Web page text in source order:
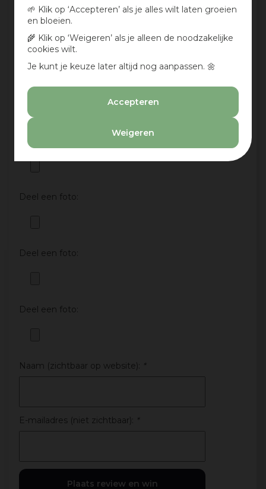
🌱 Klik op ‘Accepteren’ als je alles wilt laten groeien
en bloeien.
🌾 Klik op ‘Weigeren’ als je alleen de noodzakelijke
cookies wilt.
Je kunt je keuze later altijd nog aanpassen. 🌼
Accepteren
Weigeren
Nee
Deel een foto:
Deel een foto:
Deel een foto:
Deel een foto:
Naam (zichtbaar op website): *
E-mailadres (niet zichtbaar): *